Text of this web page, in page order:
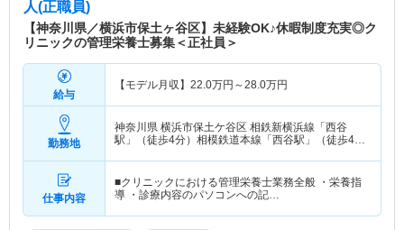
人(正職員)
【神奈川県／横浜市保土ヶ谷区】未経験OK♪休暇制度充実◎ク
リニックの管理栄養士募集＜正社員＞
給与
【モデル月収】 22.0万円～28.0万円
勤務地
神奈川県 横浜市保土ケ谷区 相鉄新横浜線「西谷
駅」（徒歩4分）相模鉄道本線「西谷駅」（徒歩4
仕事内容
■クリニックにおける管理栄養士業務全般 ・栄養指
導 ・診療内容のパソコンへの記…